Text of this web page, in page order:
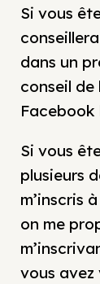
Si vous
dans un
conseil de
Facebook
Si vous
plusieurs
m’inscris
on me
vous avez